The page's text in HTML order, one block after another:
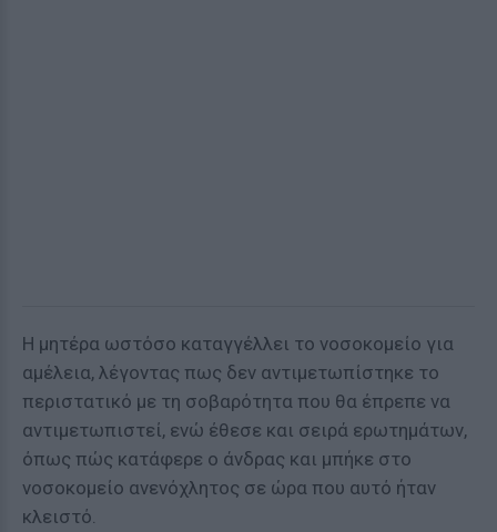
Η μητέρα ωστόσο καταγγέλλει το νοσοκομείο για
αμέλεια, λέγοντας πως δεν αντιμετωπίστηκε το
περιστατικό με τη σοβαρότητα που θα έπρεπε να
αντιμετωπιστεί, ενώ έθεσε και σειρά ερωτημάτων,
όπως πώς κατάφερε ο άνδρας και μπήκε στο
νοσοκομείο ανενόχλητος σε ώρα που αυτό ήταν
κλειστό.